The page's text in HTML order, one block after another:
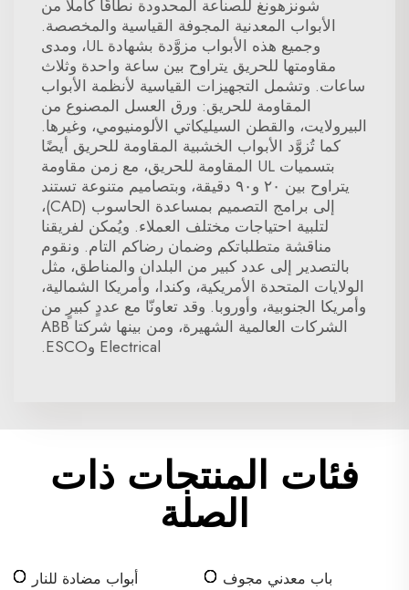
شونزهونغ للصناعة المحدودة نطاقًا كاملاً من
الأبواب المعدنية المجوفة القياسية والمخصصة.
وجميع هذه الأبواب مزوَّدة بشهادة UL، ومدى
مقاومتها للحريق يتراوح بين ساعة واحدة وثلاث
ساعات. وتشمل التجهيزات القياسية لأنظمة الأبواب
المقاومة للحريق: ورق العسل المصنوع من
البيرولايت، والقطن السيليكاتي الألومنيومي، وغيرها.
كما تُزوَّد الأبواب الخشبية المقاومة للحريق أيضًا
بتسميات UL المقاومة للحريق، مع زمن مقاومة
يتراوح بين ٢٠ و٩٠ دقيقة، وبتصاميم متنوعة تستند
إلى برامج التصميم بمساعدة الحاسوب (CAD)،
لتلبية احتياجات مختلف العملاء. ويُمكن لفريقنا
مناقشة متطلباتكم وضمان رضاكم التام. ونقوم
بالتصدير إلى عدد كبير من البلدان والمناطق، مثل
الولايات المتحدة الأمريكية، وكندا، وأمريكا الشمالية،
وأمريكا الجنوبية، وأوروبا. وقد تعاونّا مع عددٍ كبيرٍ من
الشركات العالمية الشهيرة، ومن بينها شركتا ABB
Electrical وESCO.
فئات المنتجات ذات
الصلة
باب معدني مجوف
أبواب مضادة للنار